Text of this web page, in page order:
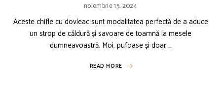
noiembrie 15, 2024
Aceste chifle cu dovleac sunt modalitatea perfectă de a aduce
un strop de căldură și savoare de toamnă la mesele
dumneavoastră. Moi, pufoase și doar …
READ MORE